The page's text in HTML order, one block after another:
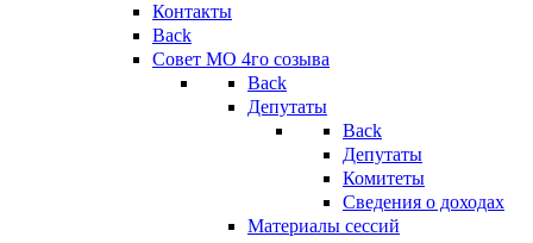
Контакты
Back
Совет МО 4го созыва
Back
Депутаты
Back
Депутаты
Комитеты
Сведения о доходах
Материалы сессий